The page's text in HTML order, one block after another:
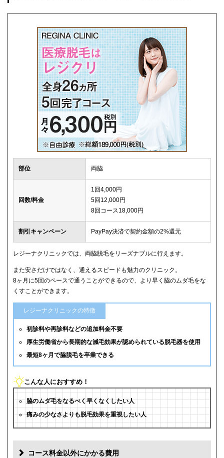
部位 両脇
回数/料金
1回4,000円
5回12,000円
8回コース18,000円
割引キャンペーン PayPay決済で契約金額の2%還元
レジーナクリニックでは、両脇脱毛をリーズナブルに行えます。
また安さだけではなく、通えるスピードも魅力のクリニック。
8ヶ月に5回のペースで通うことができるので、より早く脇のムダ毛をな
くすことができます。
レジーナクリニックの特徴
初診料や再診料などの追加料金不要
厚生労働省から長期的な減毛効果が認められている脱毛器を使用
最短8ヶ月で脇脱毛を卒業できる
こんな人におすすめ！
脇のムダ毛をなるべく早くなくしたい人
痛みの少なさよりも脱毛効果を重視したい人
コース料金以外にかかる費用